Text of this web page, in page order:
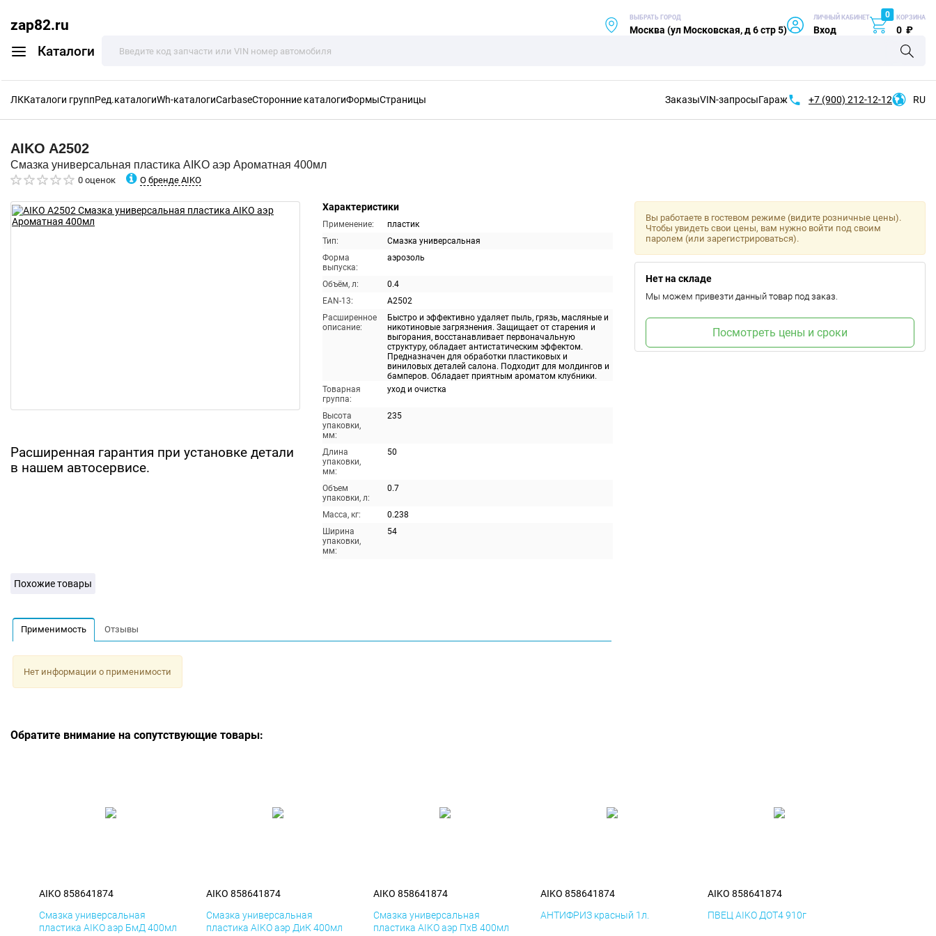
zap82.ru
Каталоги
ВЫБРАТЬ ГОРОД
Москва (ул Московская, д 6 стр 5)
ЛИЧНЫЙ КАБИНЕТ
Вход
0 КОРЗИНА
0 ₽
ЛККаталоги группРед.каталогиWh-каталогиCarbaseСторонние каталогиФормыСтраницы ЗаказыVIN-запросыГараж +7 (900) 212-12-12 RU
AIKO A2502
Смазка универсальная пластика AIKO аэр Ароматная 400мл
0 оценок О бренде AIKO
Расширенная гарантия при установке детали
в нашем автосервисе.
Характеристики
Применение:
пластик
Тип:
Смазка универсальная
Форма
выпуска:
аэрозоль
Объём, л:
0.4
EAN-13:
A2502
Расширенное
описание:
Быстро и эффективно удаляет пыль, грязь, масляные и
никотиновые загрязнения. Защищает от старения и
выгорания, восстанавливает первоначальную
структуру, обладает антистатическим эффектом.
Предназначен для обработки пластиковых и
виниловых деталей салона. Подходит для молдингов и
бамперов. Обладает приятным ароматом клубники.
Товарная
группа:
уход и очистка
Высота
упаковки,
мм:
235
Длина
упаковки,
мм:
50
Объем
упаковки, л:
0.7
Масса, кг:
0.238
Ширина
упаковки,
мм:
54
Вы работаете в гостевом режиме (видите розничные цены).
Чтобы увидеть свои цены, вам нужно войти под своим
паролем (или зарегистрироваться).
Нет на складе
Мы можем привезти данный товар под заказ.
Посмотреть цены и сроки
Похожие товары
Применимость Отзывы
Нет информации о применимости
Обратите внимание на сопутствующие товары:
AIKO 858641874
Смазка универсальная
пластика AIKO аэр БмД 400мл
AIKO 858641874
Смазка универсальная
пластика AIKO аэр ДиК 400мл
AIKO 858641874
Смазка универсальная
пластика AIKO аэр ПхВ 400мл
AIKO 858641874
АНТИФРИЗ красный 1л.
AIKO 858641874
ПВЕЦ AIKO ДОТ4 910г